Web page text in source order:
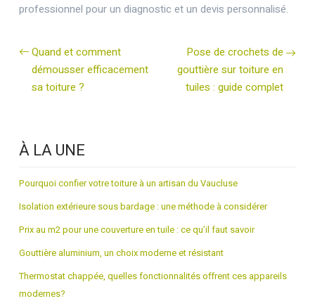
professionnel pour un diagnostic et un devis personnalisé.
Quand et comment
démousser efficacement
sa toiture ?
Pose de crochets de
gouttière sur toiture en
tuiles : guide complet
À LA UNE
Pourquoi confier votre toiture à un artisan du Vaucluse
Isolation extérieure sous bardage : une méthode à considérer
Prix au m2 pour une couverture en tuile : ce qu’il faut savoir
Gouttière aluminium, un choix moderne et résistant
Thermostat chappée, quelles fonctionnalités offrent ces appareils
modernes?